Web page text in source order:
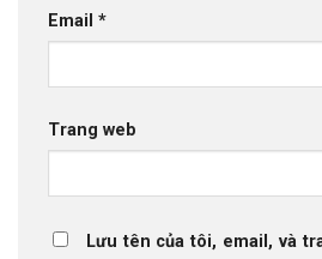
Email *
Trang web
Lưu tên của tôi, email, và